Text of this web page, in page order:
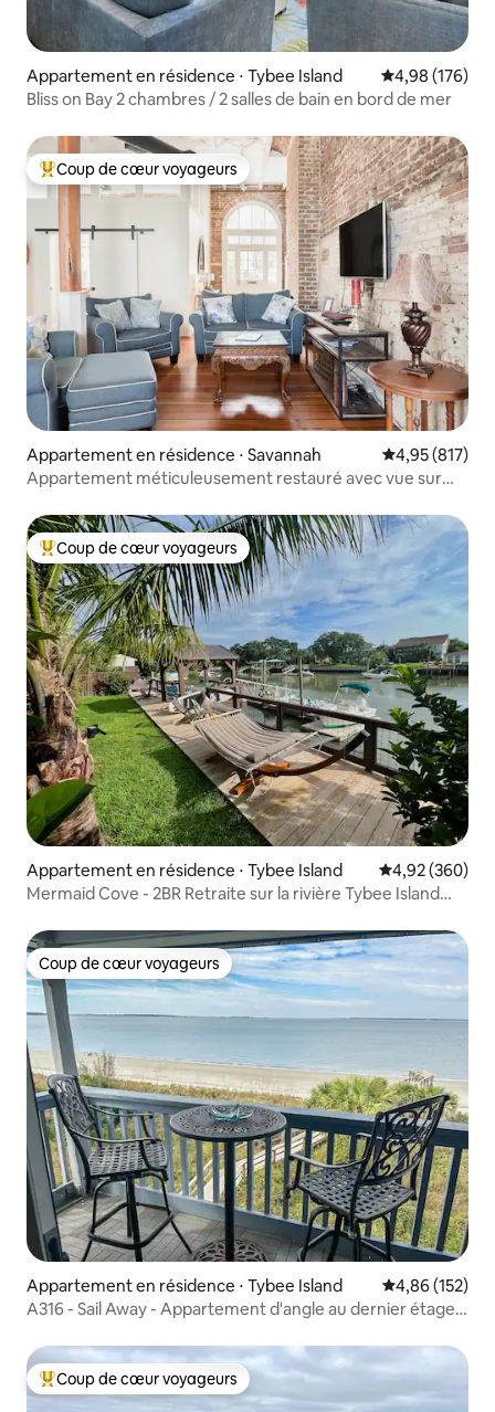
Appartement en résidence ⋅ Tybee Island Évaluation
4,98 (176)
Bliss on Bay 2 chambres / 2 salles de bain en bord de mer
Coups de cœur voyageurs les plus appréciés
Coup de cœur voyageurs
Appartement en résidence ⋅ Savannah Évaluation
4,95 (817)
Appartement méticuleusement restauré avec vue sur
Coups de cœur voyageurs les plus appréciés
Coup de cœur voyageurs
Appartement en résidence ⋅ Tybee Island Évaluation
4,92 (360)
Mermaid Cove - 2BR Retraite sur la rivière Tybee Island
Coup de cœur voyageurs
Coup de cœur voyageurs
Appartement en résidence ⋅ Tybee Island Évaluation
4,86 (152)
A316 - Sail Away - Appartement d'angle au dernier étage
Coups de cœur voyageurs les plus appréciés
Coup de cœur voyageurs